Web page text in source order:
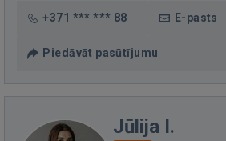
+371 *** *** 88 E-pasts
Piedāvāt pasūtījumu
Jūlija I.